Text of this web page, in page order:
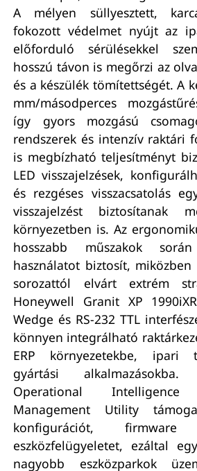
A mélyen süllyesztett,
fokozott védelmet nyújt az
előforduló sérülésekkel
hosszú távon is megőrzi az
és a készülék tömítettségét. A
mm/másodperces
így gyors mozgású
rendszerek és intenzív raktári
is megbízható teljesítményt
LED visszajelzések,
és rezgéses visszacsatolás
visszajelzést biztosítanak
környezetben is. Az
hosszabb műszakok
használatot biztosít,
sorozattól elvárt extrém
Honeywell Granit XP
Wedge és RS-232 TTL
könnyen integrálható
ERP környezetekbe, ipari
gyártási
Operational
Management Utility
konfigurációt,
eszközfelügyeletet, ezáltal
nagyobb eszközparkok